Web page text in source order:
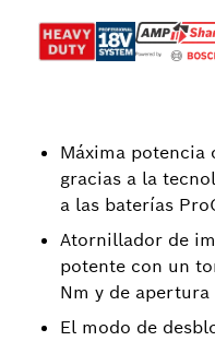
Máxima
gracias a la
a las baterías
Atornillador de
potente con un
Nm y de apertura
El modo de